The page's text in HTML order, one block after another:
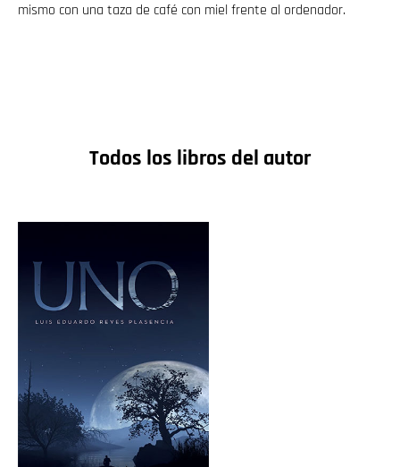
mismo con una taza de café con miel frente al ordenador.
Todos los libros del autor